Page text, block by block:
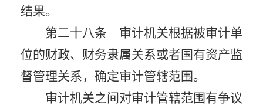
结果。
第二十八条 审计机关根据被审计单
位的财政、财务隶属关系或者国有资产监
督管理关系，确定审计管辖范围。
审计机关之间对审计管辖范围有争议